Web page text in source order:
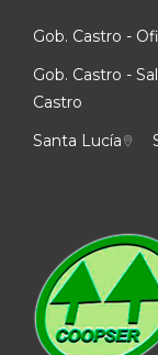
Gob. Castro -
Gob. Castro -
Castro
Santa Lucía